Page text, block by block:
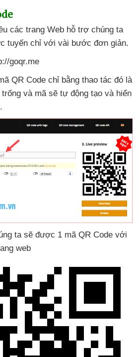
các trang Web hỗ trợ chúng ta
tuyến chỉ với vài bước đơn giản.
goqr.me
QR Code chỉ bằng thao tác đó là
trống và mã sẽ tự động tạo và hiển
ta sẽ được 1 mã QR Code với
web